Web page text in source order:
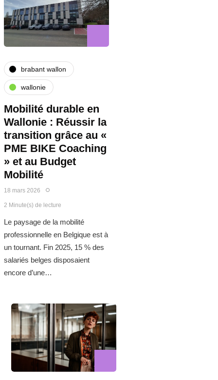
brabant wallon
wallonie
Mobilité durable en
Wallonie : Réussir la
transition grâce au «
PME BIKE Coaching
» et au Budget
Mobilité
18 mars 2026
2 Minute(s) de lecture
Le paysage de la mobilité
professionnelle en Belgique est à
un tournant. Fin 2025, 15 % des
salariés belges disposaient
encore d’une…